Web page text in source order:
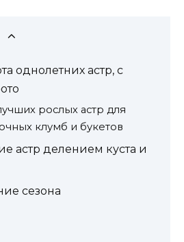
однолетних астр, с
рослых астр для
клумб и букетов
астр делением куста и
сезона